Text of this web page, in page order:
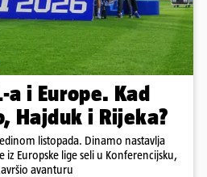
a i Europe. Kad
Hajduk i Rijeka?
listopada. Dinamo nastavlja
iz Europske lige seli u Konferencijsku,
avanturu